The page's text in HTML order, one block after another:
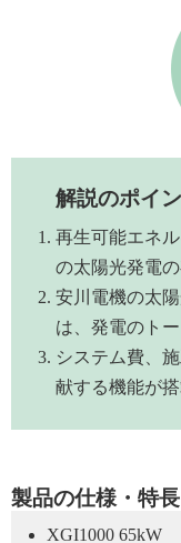
解説のポイ
再生可能エネ
の太陽光発電
安川電機の太
は、発電のト
システム費、
献する機能が搭
製品の仕様・特
XGI1000 65kW